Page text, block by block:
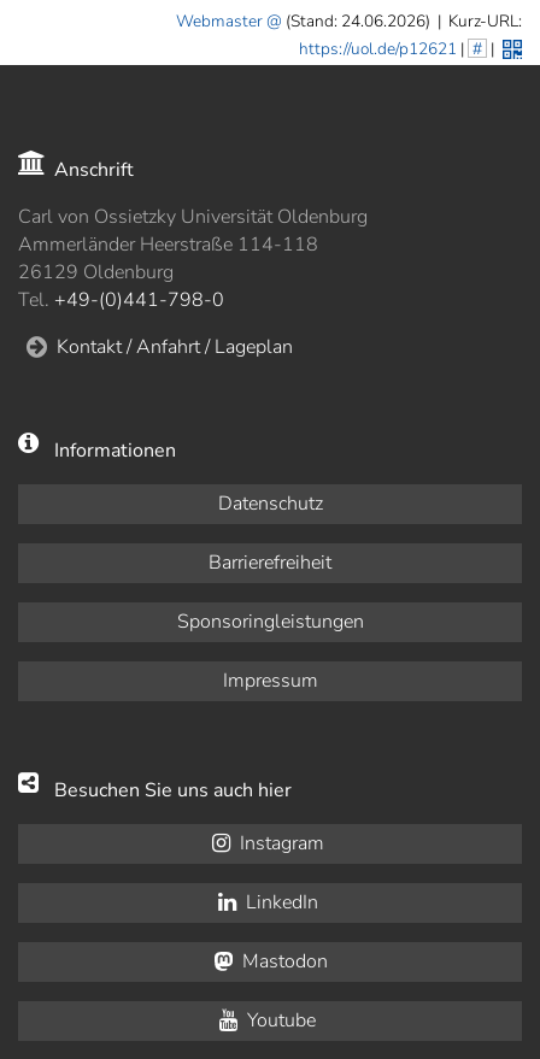
Webmaster (Stand: 24.06.2026) | Kurz-URL:
https://uol.de/p12621 | # |
Anschrift
Carl von Ossietzky Universität Oldenburg
Ammerländer Heerstraße 114-118
26129 Oldenburg
Tel. +49-(0)441-798-0
Kontakt / Anfahrt / Lageplan
Informationen
Datenschutz
Barrierefreiheit
Sponsoringleistungen
Impressum
Besuchen Sie uns auch hier
Instagram
LinkedIn
Mastodon
Youtube